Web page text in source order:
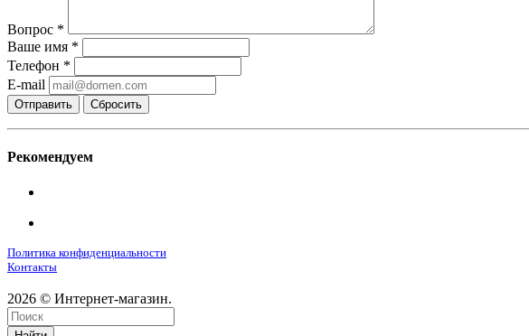
Вопрос *
Ваше имя *
Телефон *
E-mail
Сбросить
Рекомендуем
Политика конфиденциальности
Контакты
2026 © Интернет-магазин.